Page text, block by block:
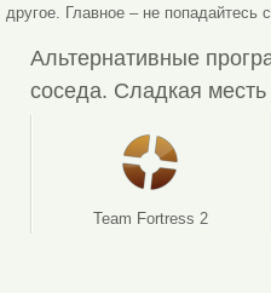
другое. Главное – не попадайтесь
Альтернативные
соседа. Сладкая месть
Team Fortress 2